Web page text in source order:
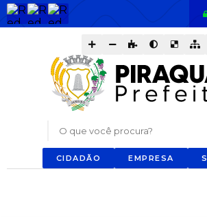
O que você procura?
CIDADÃO EMPRESA